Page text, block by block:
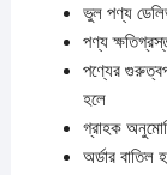
ভুল পণ্য
পণ্য
পণ্যের
হলে
গ্রাহক
অর্ডার বাতিল